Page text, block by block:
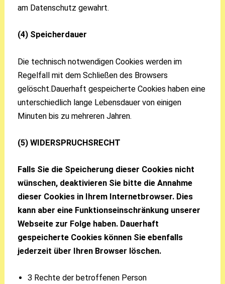
am Datenschutz gewahrt.
(4) Speicherdauer
Die technisch notwendigen Cookies werden im
Regelfall mit dem Schließen des Browsers
gelöscht.Dauerhaft gespeicherte Cookies haben eine
unterschiedlich lange Lebensdauer von einigen
Minuten bis zu mehreren Jahren.
(5) WIDERSPRUCHSRECHT
Falls Sie die Speicherung dieser Cookies nicht
wünschen, deaktivieren Sie bitte die Annahme
dieser Cookies in Ihrem Internetbrowser. Dies
kann aber eine Funktionseinschränkung unserer
Webseite zur Folge haben. Dauerhaft
gespeicherte Cookies können Sie ebenfalls
jederzeit über Ihren Browser löschen.
3 Rechte der betroffenen Person